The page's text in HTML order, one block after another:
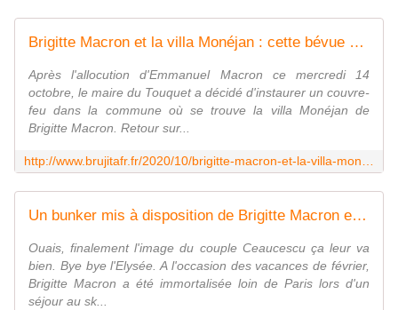
Brigitte Macron et la villa Monéjan : cette bévue à 200000€ qui a fait trembler Emmanuel Macron - MOINS de BIENS PLUS de LIENS
Après l'allocution d'Emmanuel Macron ce mercredi 14
octobre, le maire du Touquet a décidé d'instaurer un couvre-
feu dans la commune où se trouve la villa Monéjan de
Brigitte Macron. Retour sur...
Un bunker mis à disposition de Brigitte Macron en raison de la crise des Gilets jaunes ? - MOINS de BIENS PLUS de LIENS
Ouais, finalement l'image du couple Ceaucescu ça leur va
bien. Bye bye l'Elysée. A l'occasion des vacances de février,
Brigitte Macron a été immortalisée loin de Paris lors d'un
séjour au sk...